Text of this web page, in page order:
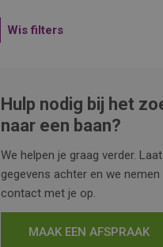
Wis filters
Hulp nodig bij het
naar een baan?
We helpen je graag verder.
gegevens achter en we
contact met je op.
MAAK EEN AFSPRAAK